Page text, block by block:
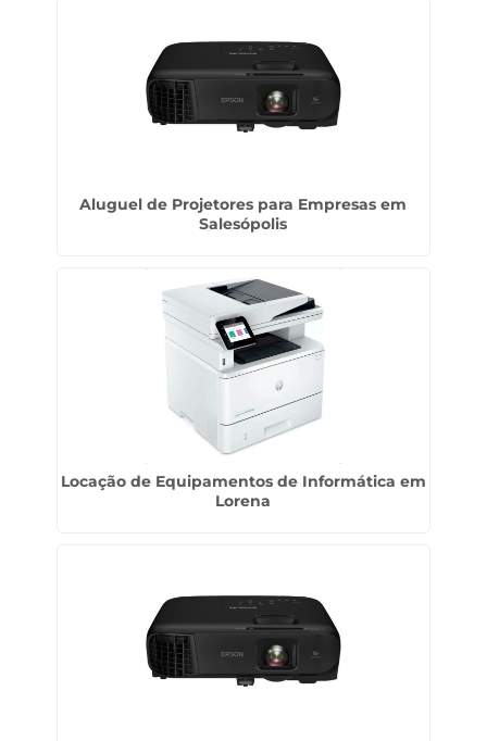
Aluguel de Projetores para Empresas em
Salesópolis
Locação de Equipamentos de Informática em
Lorena